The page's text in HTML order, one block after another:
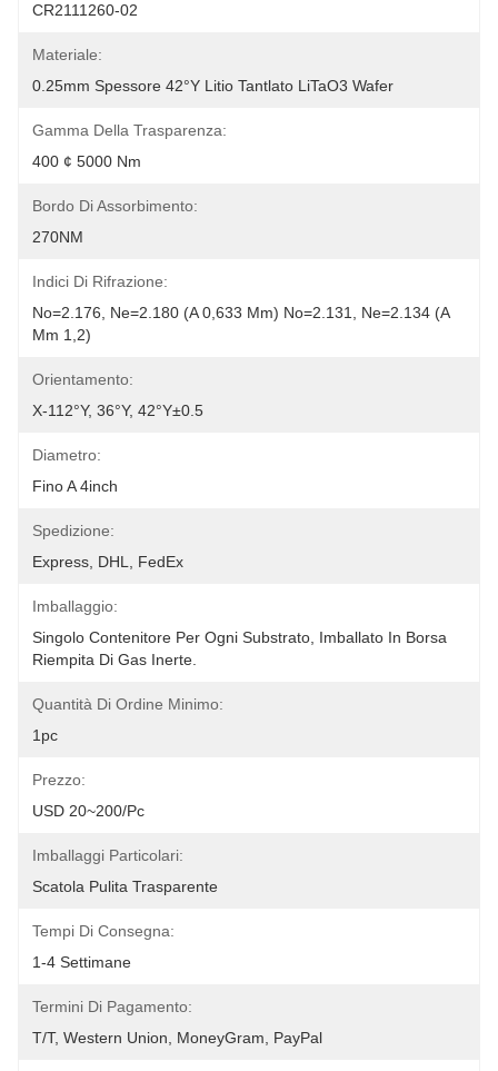
CR2111260-02
Materiale:
0.25mm Spessore 42°Y Litio Tantlato LiTaO3 Wafer
Gamma Della Trasparenza:
400 ¢ 5000 Nm
Bordo Di Assorbimento:
270NM
Indici Di Rifrazione:
No=2.176, Ne=2.180 (a 0,633 Μm) No=2.131, Ne=2.134 (a
Μm 1,2)
Orientamento:
X-112°Y, 36°Y, 42°Y±0.5
Diametro:
Fino A 4inch
Spedizione:
Express, DHL, FedEx
Imballaggio:
Singolo Contenitore Per Ogni Substrato, Imballato In Borsa
Riempita Di Gas Inerte.
Quantità Di Ordine Minimo:
1pc
Prezzo:
USD 20~200/pc
Imballaggi Particolari:
Scatola Pulita Trasparente
Tempi Di Consegna:
1-4 Settimane
Termini Di Pagamento:
T/T, Western Union, MoneyGram, PayPal